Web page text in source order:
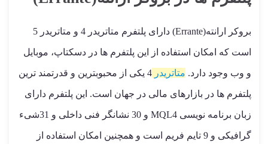
بروکر ارانته(Errante) دارای پلتفرم متاتریدر 4 و متاتریدر 5
است که امکان استفاده از این پلتفرم ها در دسکتاپ، موبایل
و وب وجود دارد. متاتریدر 4 یکی از محبوبترین و قدرتمند ترین
پلتفرم ها در بازارهای مالی در جهان است. این پلتفرم دارای
زبان برنامه نویسی MQL4 و 30 نشانگر فنی داخلی و 31شیء
گرافیکی و 9 تایم فریم است و همچنین امکان استفاده از